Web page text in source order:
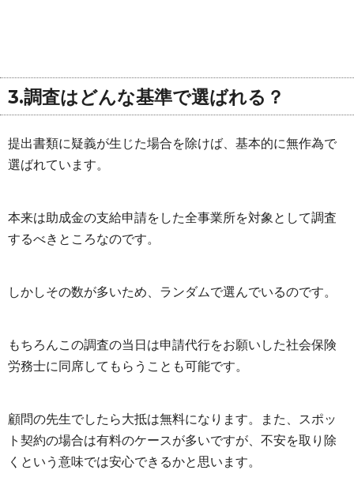
3.調査はどんな基準で選ばれる？
提出書類に疑義が生じた場合を除けば、基本的に無作為で
選ばれています。
本来は助成金の支給申請をした全事業所を対象として調査
するべきところなのです。
しかしその数が多いため、ランダムで選んでいるのです。
もちろんこの調査の当日は申請代行をお願いした社会保険
労務士に同席してもらうことも可能です。
顧問の先生でしたら大抵は無料になります。また、スポッ
ト契約の場合は有料のケースが多いですが、不安を取り除
くという意味では安心できるかと思います。